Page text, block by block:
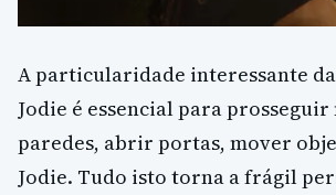
A particularidade interessante
Jodie é essencial para
paredes, abrir portas, mover
Jodie. Tudo isto torna a frágil